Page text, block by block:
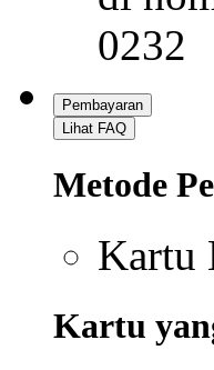
Lacak
Ubah